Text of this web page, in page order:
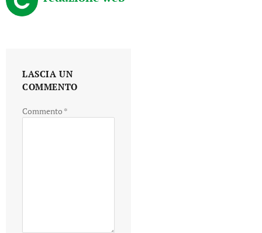
LASCIA UN
COMMENTO
Commento *